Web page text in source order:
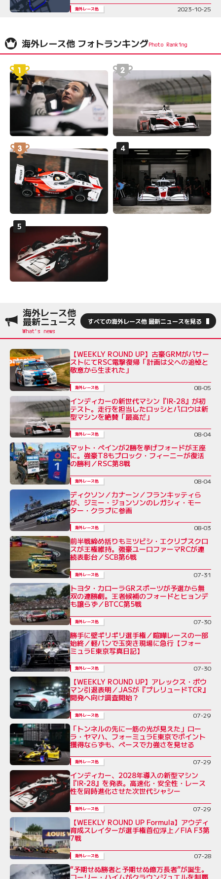
海外レース他 2023-10-25
海外レース他 フォトランキング
海外レース他
最新ニュース すべての海外レース他 最新ニュースを見る
【WEEKLY ROUND UP】古豪GRMがバサー
ストにてRSC電撃復帰「計画は父への追悼と
敬意から生まれた」
海外レース他 08-05
インディカーの新世代マシン『IR-28』が初
テスト。走行を担当したロッシとパロウは新
型マシンを絶賛「最高だ」
海外レース他 08-04
マット・ペインが2勝を挙げフォードが王座
に。強豪T8もブロック・フィーニーが復活
の勝利／RSC第8戦
海外レース他 08-04
ディクソン／カナーン／フランキッティら
が、ジミー・ジョンソンのレガシィ・モー
ター・クラブに参画
海外レース他 08-03
前半戦締め括りもミツビシ・エクリプスクロ
スが王権維持。強豪ユーロファーマRCが連
続表彰台／SCB第6戦
海外レース他 07-31
トヨタ・カローラGRスポーツが予選から無
双の連勝劇。王者候補のフォードとヒョンデ
も譲らず／BTCC第5戦
海外レース他 07-30
勝手に壁ギリギリ選手権／喧嘩レースの一部
始終／軽バンで玉突き現場に急行【フォー
ミュラE東京写真日記】
海外レース他 07-30
【WEEKLY ROUND UP】アレックス・ボウ
マン引退表明／JASが『プレリュードTCR』
開発へ向け調査開始？
海外レース他 07-29
「トンネルの先に一筋の光が見えた」ロー
ラ・ヤマハ、フォーミュラE東京でポイント
獲得ならずも、ペースで力強さを見せる
海外レース他 07-29
インディカー、2028年導入の新型マシン
『IR-28』を発表。高速化・安全性・レース
性を同時進化させた次世代シャシー
海外レース他 07-29
【WEEKLY ROUND UP Formula】アウディ
育成スレイターが選手権首位浮上／FIA F3第
7戦
海外レース他 07-28
“予期せぬ勝者と予期せぬ億万長者”が誕生。
コーリー・ハイムがクラウンジュエルを制覇